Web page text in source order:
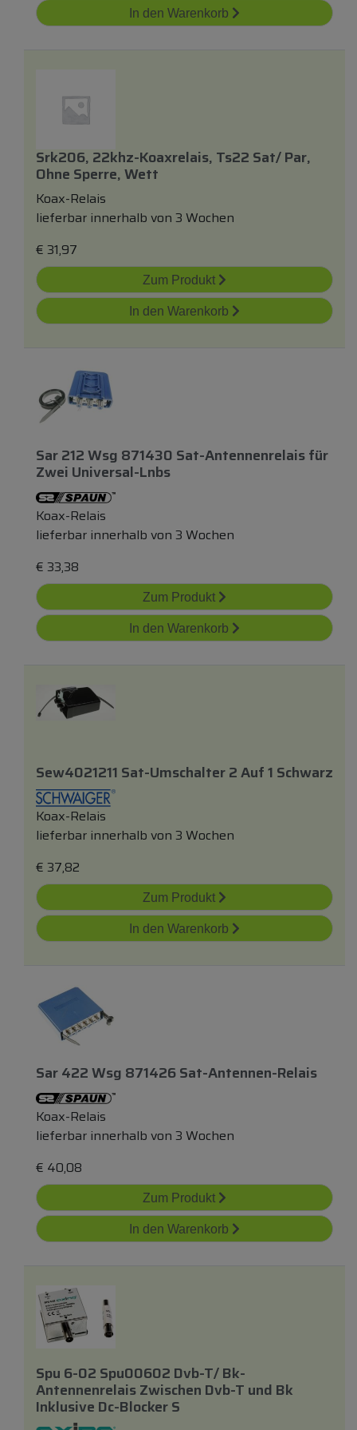
In den Warenkorb
Srk206, 22khz-Koaxrelais, Ts22 Sat/ Par,
Ohne Sperre, Wett
Koax-Relais
lieferbar innerhalb von 3 Wochen
€ 31,97
Zum Produkt
In den Warenkorb
Sar 212 Wsg 871430 Sat-Antennenrelaisfür
Zwei Universal-Lnbs
Koax-Relais
lieferbar innerhalb von 3 Wochen
€ 33,38
Zum Produkt
In den Warenkorb
Sew4021211 Sat-Umschalter 2 Auf 1 Schwarz
Koax-Relais
lieferbar innerhalb von 3 Wochen
€ 37,82
Zum Produkt
In den Warenkorb
Sar 422 Wsg 871426 Sat-Antennen-Relais
Koax-Relais
lieferbar innerhalb von 3 Wochen
€ 40,08
Zum Produkt
In den Warenkorb
Spu 6-02 Spu00602 Dvb-T/ Bk-
Antennenrelais Zwischen Dvb-T und Bk
Inklusive Dc-Blocker S